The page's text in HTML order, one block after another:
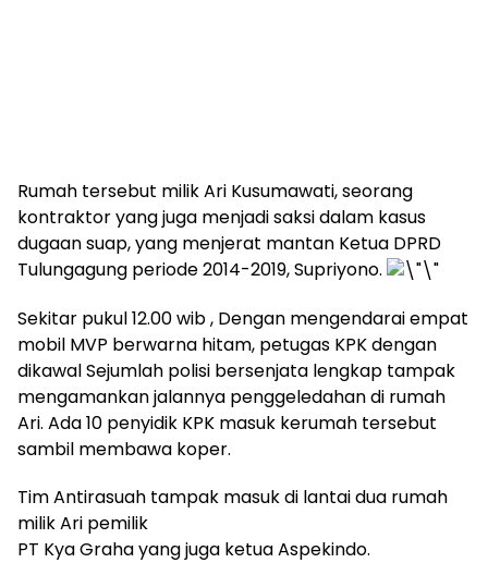
Rumah tersebut milik Ari Kusumawati, seorang
kontraktor yang juga menjadi saksi dalam kasus
dugaan suap, yang menjerat mantan Ketua DPRD
Tulungagung periode 2014-2019, Supriyono.
Sekitar pukul 12.00 wib , Dengan mengendarai empat
mobil MVP berwarna hitam, petugas KPK dengan
dikawal Sejumlah polisi bersenjata lengkap tampak
mengamankan jalannya penggeledahan di rumah
Ari. Ada 10 penyidik KPK masuk kerumah tersebut
sambil membawa koper.
Tim Antirasuah tampak masuk di lantai dua rumah
milik Ari pemilik
PT Kya Graha yang juga ketua Aspekindo.